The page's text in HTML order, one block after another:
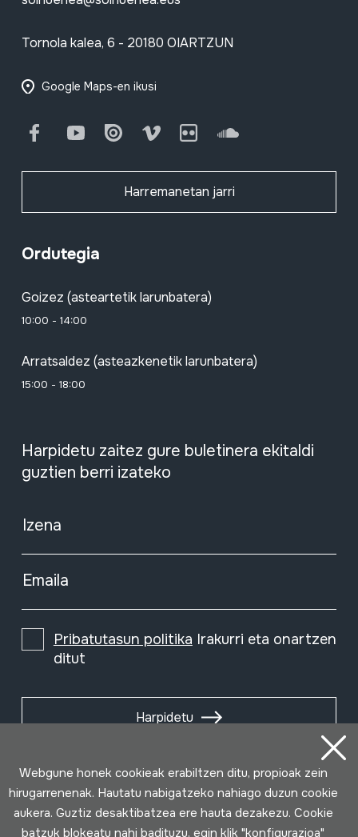
Tornola kalea, 6 - 20180 OIARTZUN
Google Maps-en ikusi
FacebookYoutube Issuu Vimeo Flickr SoundCloud
Harremanetan jarri
Ordutegia
Goizez (asteartetik larunbatera)
10:00 - 14:00
Arratsaldez (asteazkenetik larunbatera)
15:00 - 18:00
Harpidetu zaitez gure buletinera ekitaldi
guztien berri izateko
Izena
Emaila
Pribatutasun politika Irakurri eta onartzen
ditut
Harpidetu
Webgune honek cookieak erabiltzen ditu, propioak zein
hirugarrenenak. Hautatu nabigatzeko nahiago duzun cookie
aukera. Guztiz desaktibatzea ere hauta dezakezu. Cookie
batzuk blokeatu nahi badituzu, egin klik "konfigurazioa"